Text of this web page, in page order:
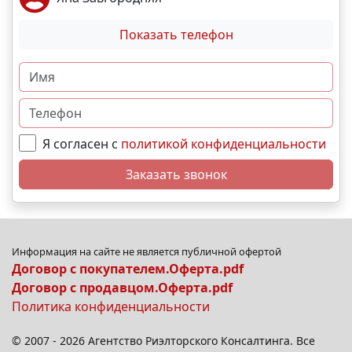
Показать телефон
Я согласен с политикой конфиденциальности
Заказать звонок
Информация на сайте не является публичной офертой
Договор с покупателем.Оферта.pdf
Договор с продавцом.Оферта.pdf
Политика конфиденциальности
© 2007 - 2026 Агентство Риэлторского Консалтинга. Все